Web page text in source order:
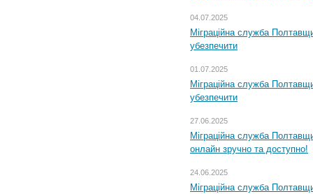
04.07.2025
Міграційна служба
убезпечити
01.07.2025
Міграційна служба
убезпечити
27.06.2025
Міграційна служба
онлайн зручно та доступно!
24.06.2025
Міграційна служба